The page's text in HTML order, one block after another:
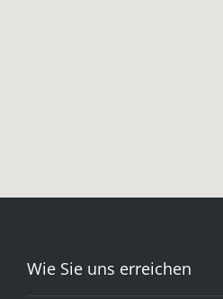
Wie Sie uns erreichen